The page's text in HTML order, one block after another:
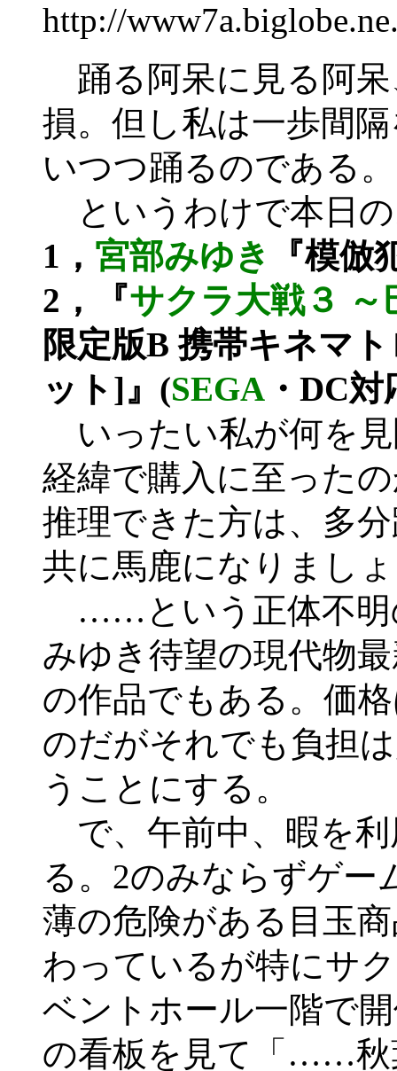
http://
踊る阿呆に見る阿
損。但し私は一歩間
いつつ踊るのである。
というわけで本日
1， 宮部みゆき
『模倣
2，『サクラ大戦３
限定版B 携帯キネマ
ット]』(SEGA ・DC
いったい私が何を
経緯で購入に至った
推理できた方は、多
共に馬鹿になりまし
……という正体不明
みゆき待望の現代物
の作品でもある。価
のだがそれでも負担
うことにする。
で、午前中、暇を利
る。2のみならずゲー
薄の危険がある目玉
わっているが特にサ
ベントホール一階で
の看板を見て「……秋